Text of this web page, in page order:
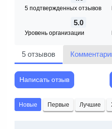
5 подтвержденных отзывов
5.0
Уровень организации
5 отзывов
Написать отзыв
Новые Первые Лучшие